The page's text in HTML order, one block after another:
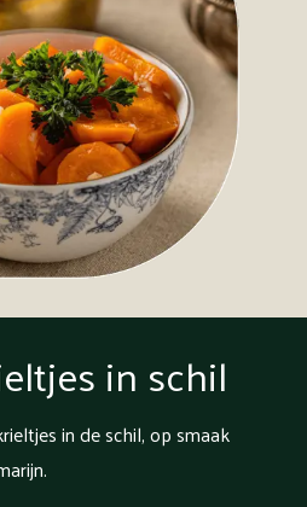
in schil
in de schil, op smaak